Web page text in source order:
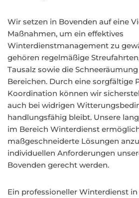
Wir setzen in Bovenden auf eine
Maßnahmen, um ein effektives
Winterdienstmanagement zu
gehören regelmäßige
Tausalz sowie die
Bereichen. Durch eine sorgfältige
Koordination können wir
auch bei widrigen
handlungsfähig bleibt. Unsere
im Bereich Winterdienst
maßgeschneiderte Lösungen
individuellen Anforderungen
Bovenden gerecht werden.
Ein professioneller Winterdienst